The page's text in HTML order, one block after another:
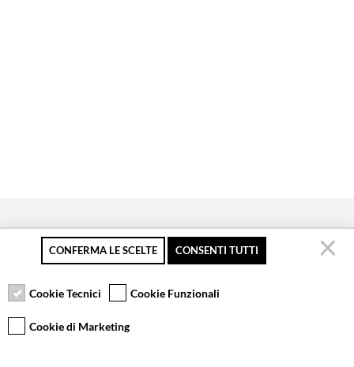
Pagamento sicuro
Resi gratuiti fino a 30
Servizio clienti
CONFERMA LE SCELTE CONSENTI TUTTI
Cookie Tecnici Cookie Funzionali
Cookie di Marketing